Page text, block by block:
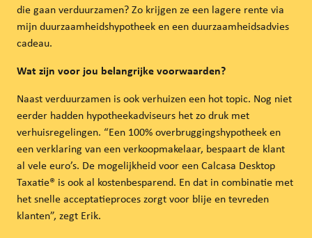
die gaan verduurzamen? Zo krijgen ze een lagere rente via
mijn duurzaamheidshypotheek en een duurzaamheidsadvies
cadeau.
Wat zijn voor jou belangrijke voorwaarden?
Naast verduurzamen is ook verhuizen een hot topic. Nog niet
eerder hadden hypotheekadviseurs het zo druk met
verhuisregelingen. “Een 100% overbruggingshypotheek en
een verklaring van een verkoopmakelaar, bespaart de klant
al vele euro’s. De mogelijkheid voor een Calcasa Desktop
Taxatie® is ook al kostenbesparend. En dat in combinatie met
het snelle acceptatieproces zorgt voor blije en tevreden
klanten”, zegt Erik.